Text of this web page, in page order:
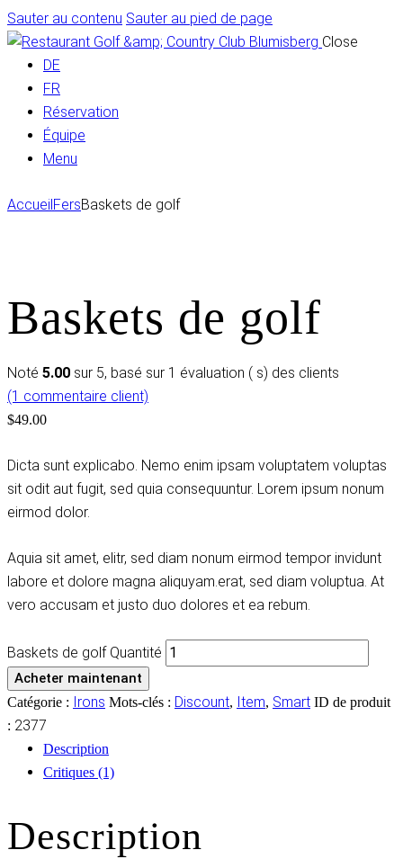
Sauter au contenu Sauter au pied de page
Close
DE
FR
Réservation
Équipe
Menu
AccueilFersBaskets de golf
Baskets de golf
Noté 5.00 sur 5, basé sur 1 évaluation ( s) des clients
(1 commentaire client)
$49.00
Dicta sunt explicabo. Nemo enim ipsam voluptatem voluptas
sit odit aut fugit, sed quia consequuntur. Lorem ipsum nonum
eirmod dolor.
Aquia sit amet, elitr, sed diam nonum eirmod tempor invidunt
labore et dolore magna aliquyam.erat, sed diam voluptua. At
vero accusam et justo duo dolores et ea rebum.
Baskets de golf Quantité
Acheter maintenant
Catégorie : Irons Mots-clés : Discount, Item, Smart ID de produit
: 2377
Description
Critiques (1)
Description